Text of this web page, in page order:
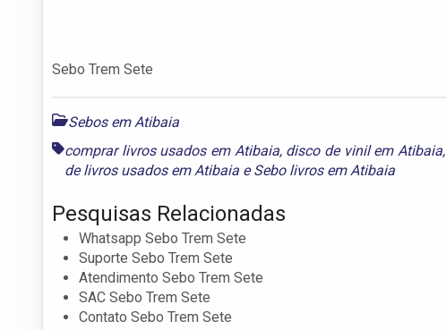
Sebo Trem Sete
Sebos em Atibaia
comprar livros usados em Atibaia, disco de vinil em Atibaia,
de livros usados em Atibaia eSebo livros em Atibaia
Pesquisas Relacionadas
Whatsapp Sebo Trem Sete
Suporte Sebo Trem Sete
Atendimento Sebo Trem Sete
SAC Sebo Trem Sete
Contato Sebo Trem Sete